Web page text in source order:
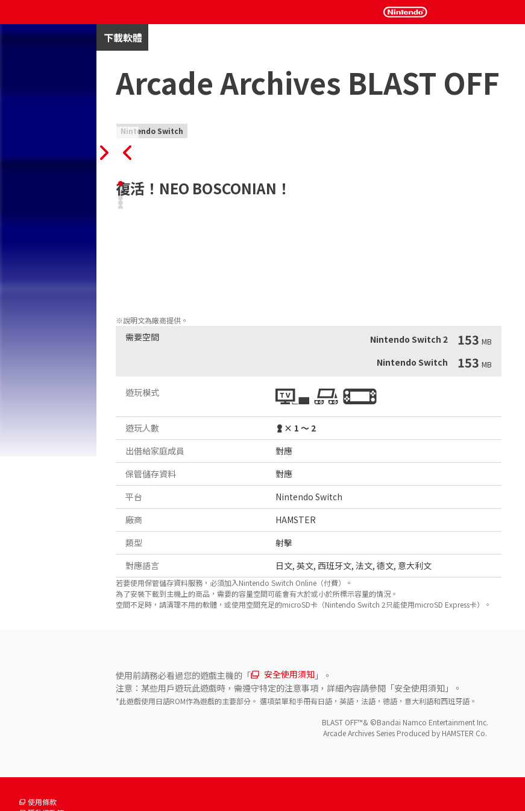
下載軟體
Arcade Archives BLAST OFF
Nintendo Switch
復活！NEO BOSCONIAN！
※說明文為廠商提供。
需要空間 Nintendo Switch 2 153 MB
Nintendo Switch 153 MB
遊玩模式
遊玩人數
× 1 ～ 2
出借給家庭成員
對應
保管儲存資料
對應
平台
Nintendo Switch
廠商
HAMSTER
類型
射擊
對應語言
日文,英文,西班牙文,法文,德文, 意大利文
若要使用保管儲存資料服務，必須加入Nintendo Switch Online（付費）。
為了安裝下載到主機上的商品，需要的容量空間可能會有大於或小於所標示容量的情況。
空間不足時，請清理不用的軟體，或使用空間充足的microSD卡（Nintendo Switch 2只能使用microSD Express卡）。
使用前請務必看過您的遊戲主機的「 安全使用須知 」。
注意：某些用戶遊玩此遊戲時，需遵守特定的注意事項，詳細內容請參閱「安全使用須知」。
*此遊戲使用日語ROM作為遊戲的主要部分。 選項菜單和手冊有日語，英語，法語，德語，意大利語和西班牙語。
BLAST OFF™& ©Bandai Namco Entertainment Inc.
Arcade Archives Series Produced by HAMSTER Co.
使用條款